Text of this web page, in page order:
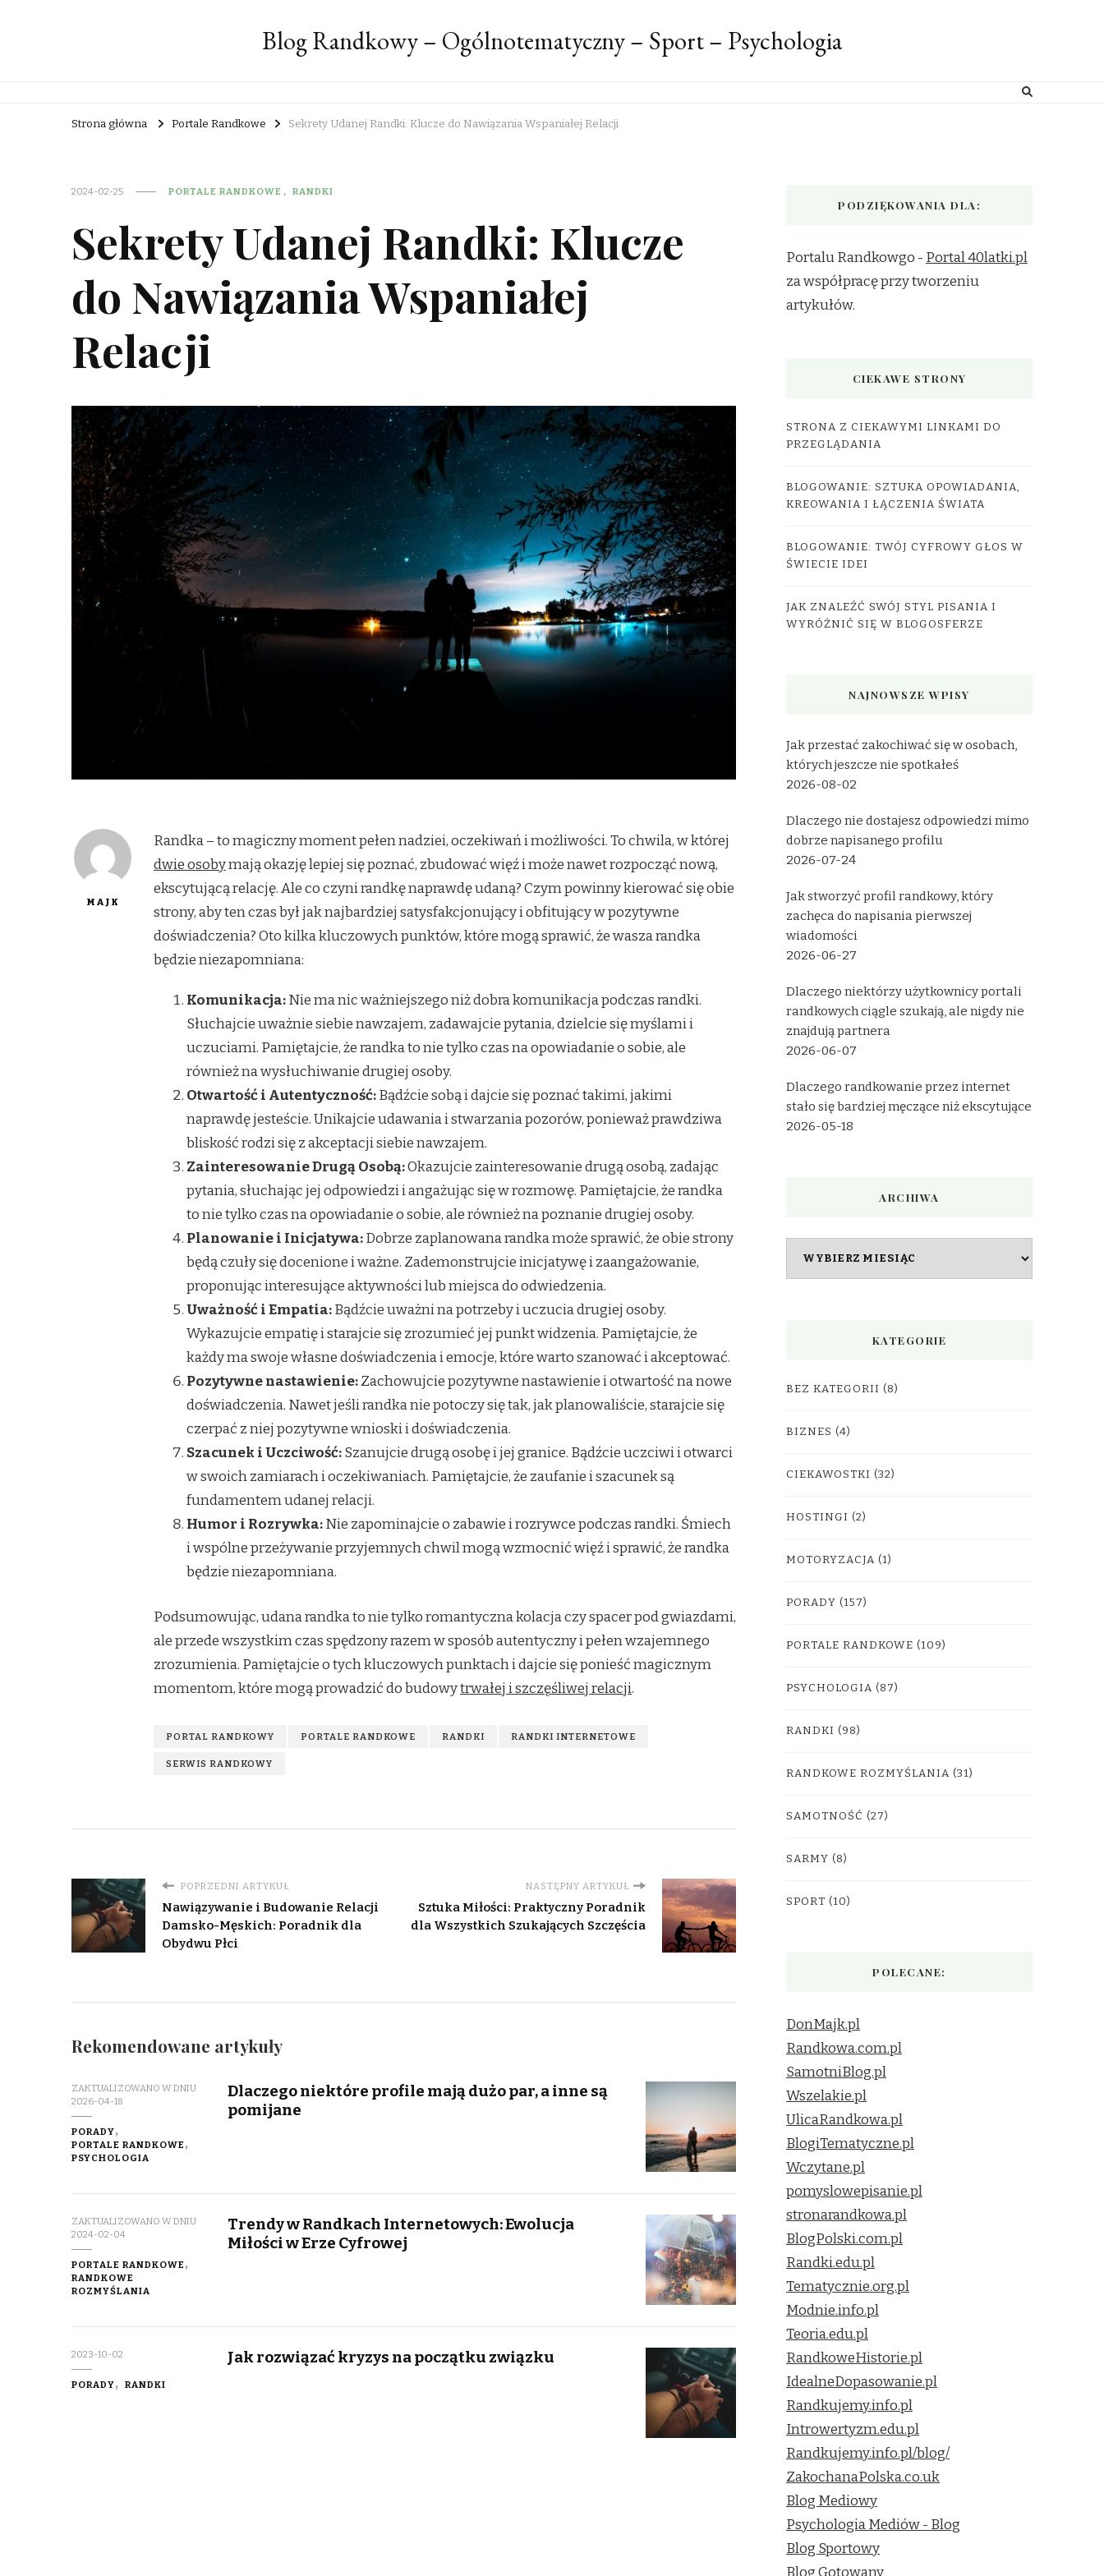
Blog Randkowy – Ogólnotematyczny – Sport – Psychologia
Strona główna Portale Randkowe Sekrety Udanej Randki: Klucze do Nawiązania Wspaniałej Relacji
2024-02-25 PORTALE RANDKOWE RANDKI
Sekrety Udanej Randki: Klucze
do Nawiązania Wspaniałej
Relacji
MAJK
Randka – to magiczny moment pełen nadziei, oczekiwań i możliwości. To chwila, w której
dwie osobymają okazję lepiej się poznać, zbudować więź i może nawet rozpocząć nową,
ekscytującą relację. Ale co czyni randkę naprawdę udaną? Czym powinny kierować się obie
strony, aby ten czas był jak najbardziej satysfakcjonujący i obfitujący w pozytywne
doświadczenia? Oto kilka kluczowych punktów, które mogą sprawić, że wasza randka
będzie niezapomniana:
Komunikacja:Nie ma nic ważniejszego niż dobra komunikacja podczas randki.
Słuchajcie uważnie siebie nawzajem, zadawajcie pytania, dzielcie się myślami i
uczuciami. Pamiętajcie, że randka to nie tylko czas na opowiadanie o sobie, ale
również na wysłuchiwanie drugiej osoby.
Otwartość i Autentyczność:Bądźcie sobą i dajcie się poznać takimi, jakimi
naprawdę jesteście. Unikajcie udawania i stwarzania pozorów, ponieważ prawdziwa
bliskość rodzi się z akceptacji siebie nawzajem.
Zainteresowanie Drugą Osobą:Okazujcie zainteresowanie drugą osobą, zadając
pytania, słuchając jej odpowiedzi i angażując się w rozmowę. Pamiętajcie, że randka
to nie tylko czas na opowiadanie o sobie, ale również na poznanie drugiej osoby.
Planowanie i Inicjatywa:Dobrze zaplanowana randka może sprawić, że obie strony
będą czuły się docenione i ważne. Zademonstrujcie inicjatywę i zaangażowanie,
proponując interesujące aktywności lub miejsca do odwiedzenia.
Uważność i Empatia:Bądźcie uważni na potrzeby i uczucia drugiej osoby.
Wykazujcie empatię i starajcie się zrozumieć jej punkt widzenia. Pamiętajcie, że
każdy ma swoje własne doświadczenia i emocje, które warto szanować i akceptować.
Pozytywne nastawienie:Zachowujcie pozytywne nastawienie i otwartość na nowe
doświadczenia. Nawet jeśli randka nie potoczy się tak, jak planowaliście, starajcie się
czerpać z niej pozytywne wnioski i doświadczenia.
Szacunek i Uczciwość:Szanujcie drugą osobę i jej granice. Bądźcie uczciwi i otwarci
w swoich zamiarach i oczekiwaniach. Pamiętajcie, że zaufanie i szacunek są
fundamentem udanej relacji.
Humor i Rozrywka:Nie zapominajcie o zabawie i rozrywce podczas randki. Śmiech
i wspólne przeżywanie przyjemnych chwil mogą wzmocnić więź i sprawić, że randka
będzie niezapomniana.
Podsumowując, udana randka to nie tylko romantyczna kolacja czy spacer pod gwiazdami,
ale przede wszystkim czas spędzony razem w sposób autentyczny i pełen wzajemnego
zrozumienia. Pamiętajcie o tych kluczowych punktach i dajcie się ponieść magicznym
momentom, które mogą prowadzić do budowytrwałej i szczęśliwej relacji.
PORTAL RANDKOWY PORTALE RANDKOWE RANDKI RANDKI INTERNETOWE
SERWIS RANDKOWY
POPRZEDNI ARTYKUŁ
Nawiązywanie i Budowanie Relacji
Damsko-Męskich: Poradnik dla
Obydwu Płci
NASTĘPNY ARTYKUŁ
Sztuka Miłości: Praktyczny Poradnik
dla Wszystkich Szukających Szczęścia
Rekomendowane artykuły
ZAKTUALIZOWANO W DNIU
2026-04-18
PORADY
PORTALE RANDKOWE
PSYCHOLOGIA
Dlaczego niektóre profile mają dużo par, a inne są
pomijane
ZAKTUALIZOWANO W DNIU
2024-02-04
PORTALE RANDKOWE
RANDKOWE
ROZMYŚLANIA
Trendy w Randkach Internetowych: Ewolucja
Miłości w Erze Cyfrowej
2023-10-02
PORADY RANDKI
Jak rozwiązać kryzys na początku związku
PODZIĘKOWANIA DLA:
Portalu Randkowgo - Portal 40latki.pl
za współpracę przy tworzeniu
artykułów.
CIEKAWE STRONY
STRONA Z CIEKAWYMI LINKAMI DO
PRZEGLĄDANIA
BLOGOWANIE: SZTUKA OPOWIADANIA,
KREOWANIA I ŁĄCZENIA ŚWIATA
BLOGOWANIE: TWÓJ CYFROWY GŁOS W
ŚWIECIE IDEI
JAK ZNALEŹĆ SWÓJ STYL PISANIA I
WYRÓŻNIĆ SIĘ W BLOGOSFERZE
NAJNOWSZE WPISY
Jak przestać zakochiwać się w osobach,
których jeszcze nie spotkałeś
2026-08-02
Dlaczego nie dostajesz odpowiedzi mimo
dobrze napisanego profilu
2026-07-24
Jak stworzyć profil randkowy, który
zachęca do napisania pierwszej
wiadomości
2026-06-27
Dlaczego niektórzy użytkownicy portali
randkowych ciągle szukają, ale nigdy nie
znajdują partnera
2026-06-07
Dlaczego randkowanie przez internet
stało się bardziej męczące niż ekscytujące
2026-05-18
ARCHIWA
KATEGORIE
BEZ KATEGORII (8)
BIZNES (4)
CIEKAWOSTKI (32)
HOSTINGI (2)
MOTORYZACJA (1)
PORADY (157)
PORTALE RANDKOWE (109)
PSYCHOLOGIA (87)
RANDKI (98)
RANDKOWE ROZMYŚLANIA (31)
SAMOTNOŚĆ (27)
SARMY (8)
SPORT (10)
POLECANE:
DonMajk.pl
Randkowa.com.pl
SamotniBlog.pl
Wszelakie.pl
UlicaRandkowa.pl
BlogiTematyczne.pl
Wczytane.pl
pomyslowepisanie.pl
stronarandkowa.pl
BlogPolski.com.pl
Randki.edu.pl
Tematycznie.org.pl
Modnie.info.pl
Teoria.edu.pl
RandkoweHistorie.pl
IdealneDopasowanie.pl
Randkujemy.info.pl
Introwertyzm.edu.pl
Randkujemy.info.pl/blog/
ZakochanaPolska.co.uk
Blog Mediowy
Psychologia Mediów - Blog
Blog Sportowy
Blog Gotowany